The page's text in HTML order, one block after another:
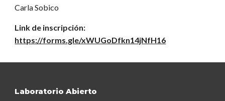
Carla Sobico
Link de inscripción:
https://forms.gle/xWUGoDfkn14jNfH16
Laboratorio Abierto